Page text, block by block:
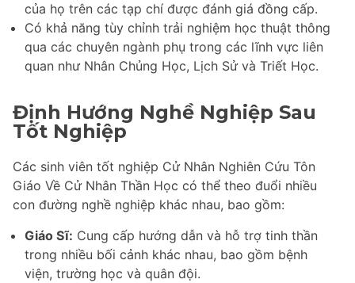
của họ trên các tạp chí được đánh giá đồng cấp.
Có khả năng tùy chỉnh trải nghiệm học thuật thông
qua các chuyên ngành phụ trong các lĩnh vực liên
quan như Nhân Chủng Học, Lịch Sử và Triết Học.
Định Hướng Nghề Nghiệp Sau
Tốt Nghiệp
Các sinh viên tốt nghiệp Cử Nhân Nghiên Cứu Tôn
Giáo Về Cử Nhân Thần Học có thể theo đuổi nhiều
con đường nghề nghiệp khác nhau, bao gồm:
Giáo Sĩ: Cung cấp hướng dẫn và hỗ trợ tinh thần
trong nhiều bối cảnh khác nhau, bao gồm bệnh
viện, trường học và quân đội.